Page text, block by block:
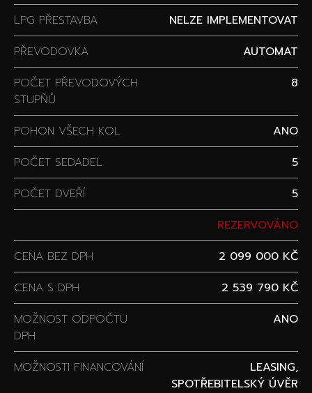
LPG PŘESTAVBA
NELZE IMPLEMENTOVAT
PŘEVODOVKA
AUTOMAT
POČET PŘEVODOVÝCH
STUPŇŮ
8
POHON VŠECH KOL
ANO
POČET SEDADEL
5
POČET DVEŘÍ
5
REZERVOVÁNO
CENA BEZ DPH
2 099 000 KČ
CENA S DPH
2 539 790 KČ
MOŽNOST ODPOČTU
DPH
ANO
MOŽNOSTI FINANCOVÁNÍ
LEASING,
SPOTŘEBITELSKÝ ÚVĚR